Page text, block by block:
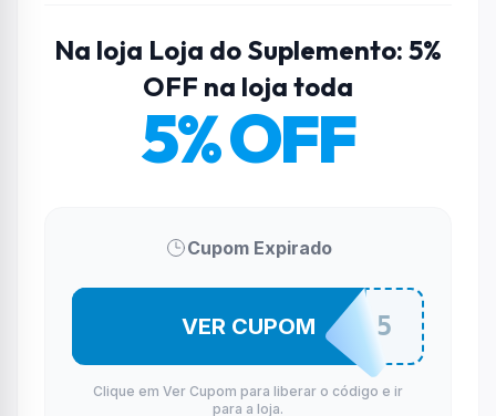
Na loja Loja do Suplemento: 5%
OFF na loja toda
5% OFF
Cupom Expirado
BRNF51205
VER CUPOM
Clique em Ver Cupom para liberar o código e ir
para a loja.